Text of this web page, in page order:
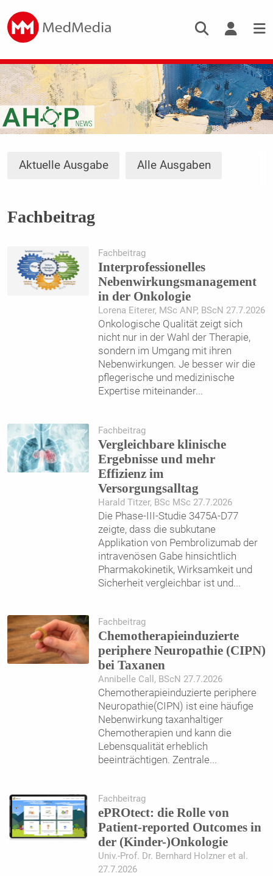
Aktuelle Ausgabe Alle Ausgaben
Fachbeitrag
Fachbeitrag
Interprofessionelles
Nebenwirkungsmanagement
in der Onkologie
Lorena Eiterer, MSc ANP, BScN 27.7.2026
Onkologische Qualität zeigt sich
nicht nur in der Wahl der Therapie,
sondern im Umgang mit ihren
Nebenwirkungen. Je besser wir die
pflegerische und medizinische
Expertise miteinander...
Fachbeitrag
Vergleichbare klinische
Ergebnisse und mehr
Effizienz im
Versorgungsalltag
Harald Titzer, BSc MSc 27.7.2026
Die Phase-III-Studie 3475A-D77
zeigte, dass die subkutane
Applikation von Pembrolizumab der
intravenösen Gabe hinsichtlich
Pharmakokinetik, Wirksamkeit und
Sicherheit vergleichbar ist und...
Fachbeitrag
Chemotherapieinduzierte
periphere Neuropathie (CIPN)
bei Taxanen
Annibelle Call, BScN 27.7.2026
Chemotherapieinduzierte periphere
Neuropathie(CIPN) ist eine häufige
Nebenwirkung taxanhaltiger
Chemotherapien und kann die
Lebensqualität erheblich
beeinträchtigen. Zentrale...
Fachbeitrag
ePROtect: die Rolle von
Patient-reported Outcomes in
der (Kinder-)Onkologie
Univ.-Prof. Dr. Bernhard Holzner et al.
27.7.2026